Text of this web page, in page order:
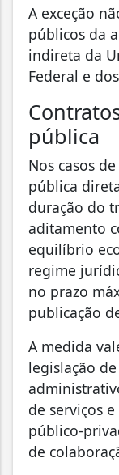
A exceção
públicos da
indireta da
Federal e
pública
Nos casos
pública
duração do
aditamento
equilíbrio
regime
no prazo
publicação
A medida
legislação
de serviços
público-
de